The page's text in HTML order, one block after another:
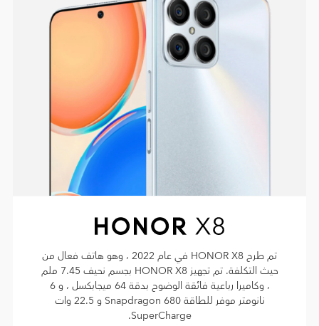
تم طرح HONOR X8 في عام 2022 ، وهو هاتف فعال من
حيث التكلفة. تم تجهيز HONOR X8 بجسم نحيف 7.45 ملم
، وكاميرا رباعية فائقة الوضوح بدقة 64 ميجابكسل ، و 6
نانومتر موفر للطاقة Snapdragon 680 و 22.5 وات
SuperCharge.